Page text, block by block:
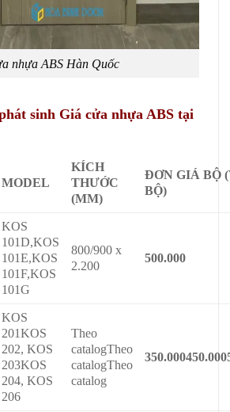
nhựa ABS Hàn Quốc
sinh Giá cửa nhựa ABS tại
MODEL
KÍCH
THƯỚC
(MM)
ĐƠN GIÁ BỘ
BỘ)
KOS
101D,KOS
101E,KOS
101F,KOS
101G
800/900 x
2.200
500.000
KOS
201KOS
202, KOS
203KOS
204, KOS
206
Theo
catalogTheo
catalogTheo
catalog
350.000450.000